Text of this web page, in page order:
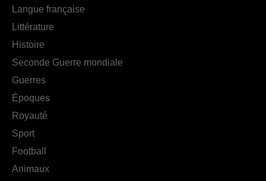
Langue française
Littérature
Histoire
Seconde Guerre mondiale
Guerres
Époques
Royauté
Sport
Football
Animaux